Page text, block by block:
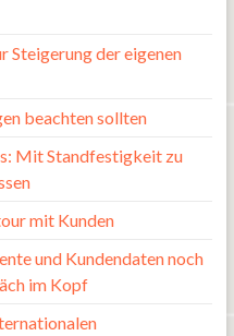
Steigerung der eigenen
beachten sollten
Mit Standfestigkeit zu
mit Kunden
und Kundendaten noch
im Kopf